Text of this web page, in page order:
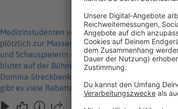
09.07.2026 23:09 / 36min
Medizinstudenten vergessen etwas in ihrem
plötzlich zur Massenveranstaltung. Bei Lisa
und Schauspielerin nimmt ihre
blutet auf der Bühne. Max Giesinger wird von
Domina-Streckbank... Keine Angst: Dieser Podcast ist „stöhnsauber“! Gast in dieser
gibt es viele Rabatte und alle Infos zu den
Werbung in diesem Podcast schalten? Schickt